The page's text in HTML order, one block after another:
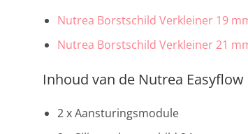
Nutrea Borstschild Verkleiner 19
Nutrea Borstschild Verkleiner 21
Inhoud van de Nutrea
2 x Aansturingsmodule